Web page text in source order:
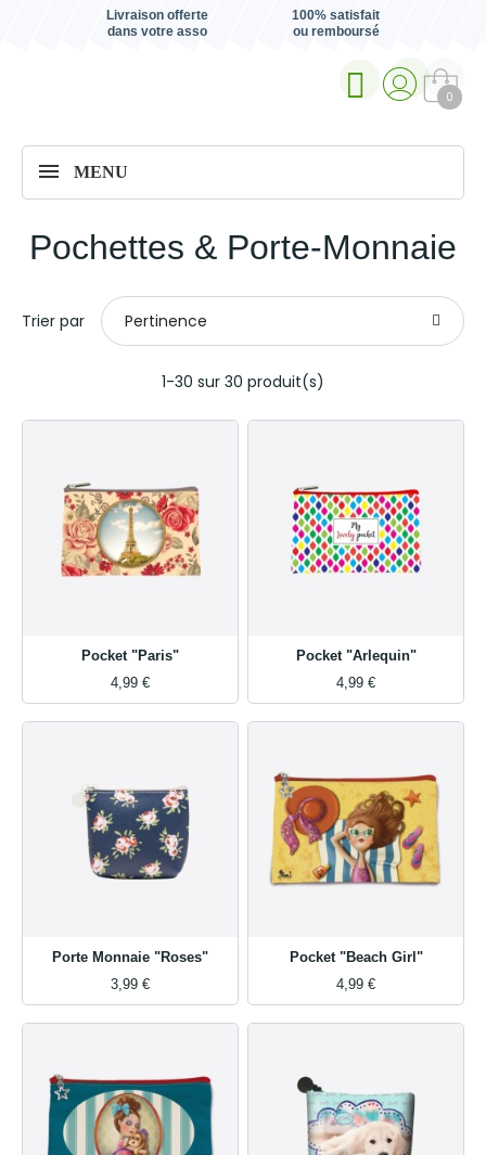
Livraison offerte
dans votre asso
100% satisfait
ou remboursé
0
MENU
Pochettes & Porte-Monnaie
Trier par Pertinence
1-30 sur 30 produit(s)
Pocket "Paris"
4,99 €
Pocket "Arlequin"
4,99 €
Porte Monnaie "Roses"
3,99 €
Pocket "Beach Girl"
4,99 €